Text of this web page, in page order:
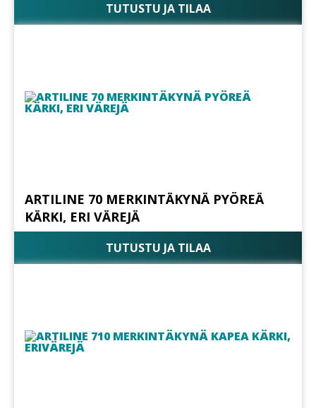
TUTUSTU JA TILAA
ARTILINE 70 MERKINTÄKYNÄ PYÖREÄ
KÄRKI, ERI VÄREJÄ
TUTUSTU JA TILAA